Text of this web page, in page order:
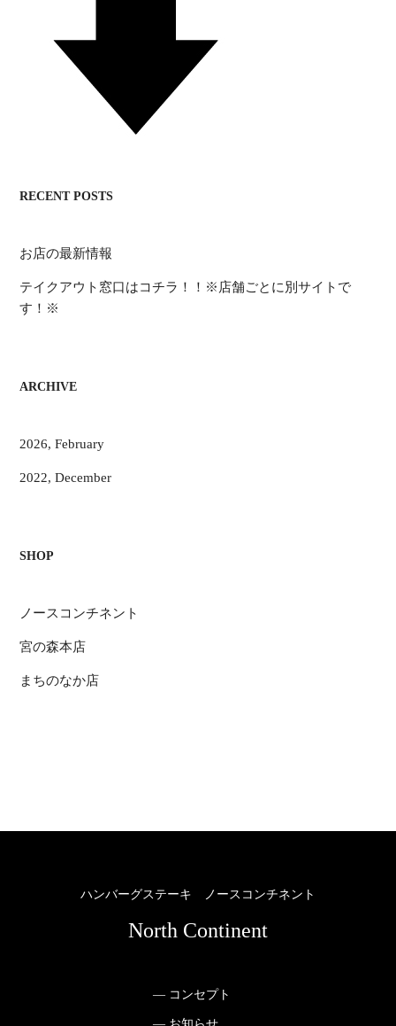
RECENT POSTS
お店の最新情報
テイクアウト窓口はコチラ！！※店舗ごとに別サイトで
す！※
ARCHIVE
2026, February
2022, December
SHOP
ノースコンチネント
宮の森本店
まちのなか店
ハンバーグステーキ ノースコンチネント
North Continent
— コンセプト